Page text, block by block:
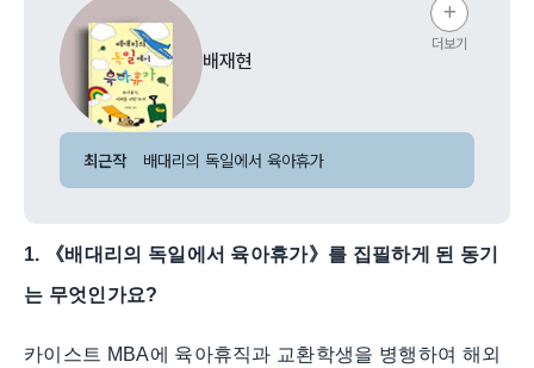
배재현
더보기
최근작 배대리의 독일에서 육아휴가
1. 《배대리의 독일에서 육아휴가》를 집필하게 된 동기
는 무엇인가요?
카이스트 MBA에 육아휴직과 교환학생을 병행하여 해외